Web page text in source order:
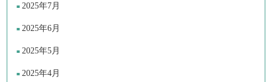
2025年7月
2025年6月
2025年5月
2025年4月